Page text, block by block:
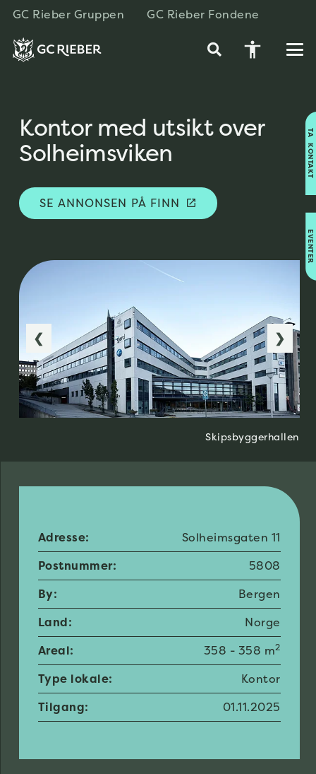
GC Rieber Gruppen GC Rieber Fondene
accessibility
Kontor med utsikt over
Solheimsviken
SE ANNONSEN PÅ FINN open_in_new
Skipsbyggerhallen
❮ ❯
Adresse:
Solheimsgaten 11
Postnummer:
5808
By:
Bergen
Land:
Norge
Areal:
358 - 358 m2
Type lokale:
Kontor
Tilgang:
01.11.2025
TA KONTAKT
EVENTER